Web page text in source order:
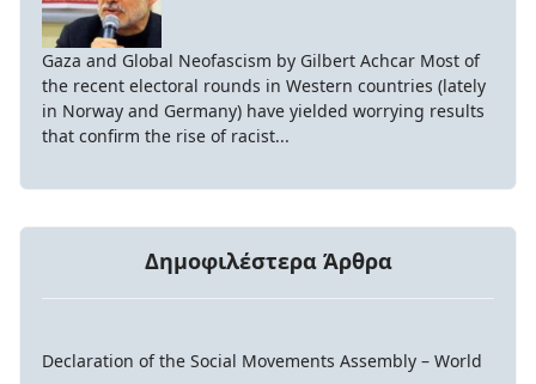
Gaza and Global Neofascism by Gilbert Achcar Most of
the recent electoral rounds in Western countries (lately
in Norway and Germany) have yielded worrying results
that confirm the rise of racist...
Δημοφιλέστερα Άρθρα
Declaration of the Social Movements Assembly – World